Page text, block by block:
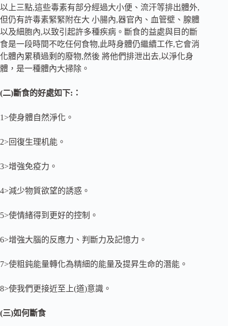
以上三點,這些毒素有部分經過大小便、流汗等排出體外,
但仍有許毒素緊緊附在大 小腸內,器官內、血管壁、腺體
以及細胞內,以致引起許多種疾病。斷食的益處與目的斷
食是一段時間不吃任何食物,此時身體仍繼續工作,它會消
化體內累積過剩的廢物,然後 將他們排泄出去,以淨化身
體，是一種體內大掃除。
(二)斷食的好處如下:：
1>使身體自然淨化。
2>回復生理机能。
3>增強免疫力。
4>減少物質欲望的誘惑。
5>使情緒得到更好的控制。
6>增強大腦的反應力、判斷力及記憶力。
7>使粗鈍能量轉化為精細的能量及提昇生命的潛能。
8>使我們更接近至上(道)意識。
(三)如何斷食